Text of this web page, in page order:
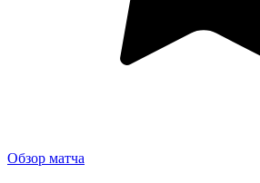
Обзор матча